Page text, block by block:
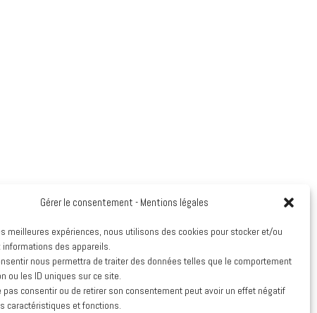
Gérer le consentement - Mentions légales
meilleures expériences, nous utilisons des cookies pour stocker et/ou
informations des appareils.
nous permettra de traiter des données telles que le comportement
ou les ID uniques sur ce site.
pas consentir ou de retirer son consentement peut avoir un effet négatif
caractéristiques et fonctions.